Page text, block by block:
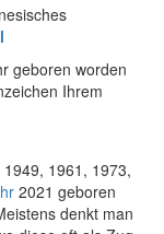
geboren worden
Ihrem
1961, 1973,
2021 geboren
denkt man